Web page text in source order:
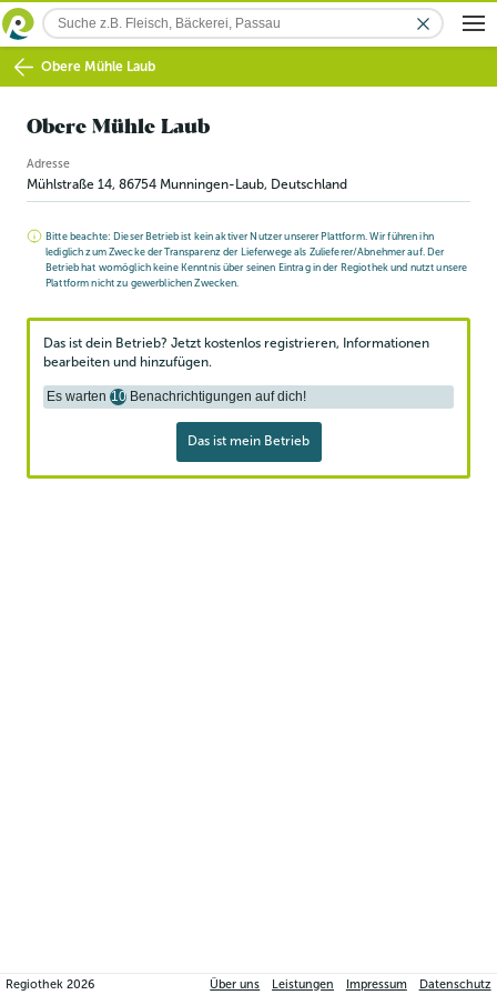
Obere Mühle Laub
Obere Mühle Laub
Adresse
Mühlstraße 14, 86754 Munningen-Laub, Deutschland
Bitte beachte: Dieser Betrieb ist kein aktiver Nutzer unserer Plattform. Wir führen ihn
lediglich zum Zwecke der Transparenz der Lieferwege als Zulieferer/Abnehmer auf. Der
Betrieb hat womöglich keine Kenntnis über seinen Eintrag in der Regiothek und nutzt unsere
Plattform nicht zu gewerblichen Zwecken.
Das ist dein Betrieb? Jetzt kostenlos registrieren, Informationen
bearbeiten und hinzufügen.
Es warten 10 Benachrichtigungen auf dich!
Das ist mein Betrieb
Regiothek2026 Über uns Leistungen Impressum Datenschutz